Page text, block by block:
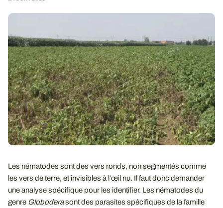
Les nématodes sont des vers ronds, non segmentés comme
les vers de terre, et invisibles à l’œil nu. Il faut donc demander
une analyse spécifique pour les identifier. Les nématodes du
genre Globoderasont des parasites spécifiques de la famille